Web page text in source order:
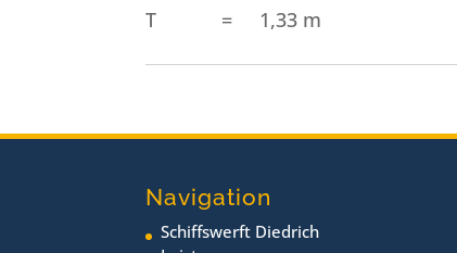
T = 1,33 m
Navigation
Schiffswerft Diedrich